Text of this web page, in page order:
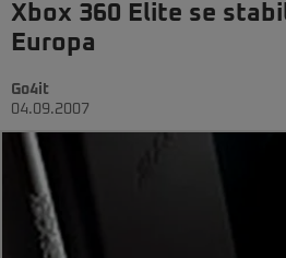
Xbox 360 Elite se
Europa
Go4it
04.09.2007